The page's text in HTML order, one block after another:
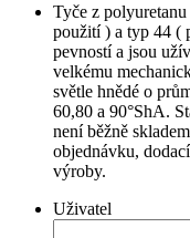
Tyče z
použití ) a typ 44 (
pevností a jsou
velkému
světle hnědé o
60,80 a 90°ShA.
není běžně
objednávku,
výroby.
Uživatel